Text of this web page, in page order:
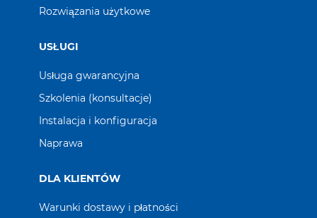
Rozwiązania użytkowe
USŁUGI
Usługa gwarancyjna
Szkolenia (konsultacje)
Instalacja i konfiguracja
Naprawa
DLA KLIENTÓW
Warunki dostawy i płatności